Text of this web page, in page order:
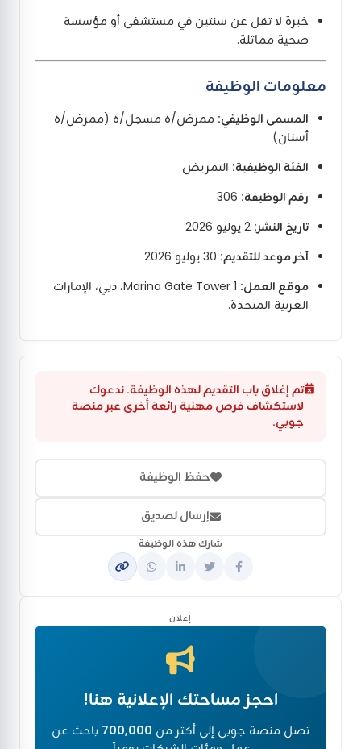
تم إغلاق باب التقديم لهذه الوظيفة. ندعوك
لاستكشاف فرص مهنية رائعة أخرى عبر منصة
جوبي.
حفظ الوظيفة
إرسال لصديق
شارك هذه الوظيفة
إعلان
احجز مساحتك الإعلانية هنا!
تصل منصة جوبي إلى أكثر من 700,000 باحث عن
خبرة لا تقل عن سنتين في مستشفى أو مؤسسة
صحية مماثلة.
معلومات الوظيفة
المسمى الوظيفي: ممرض/ة مسجل/ة (ممرض/ة
أسنان)
الفئة الوظيفية: التمريض
رقم الوظيفة:
تاريخ النشر:
آخر موعد للتقديم:
موقع العمل:
Marina Gate Tower 1، دبي، الإمارات
العربية المتحدة.